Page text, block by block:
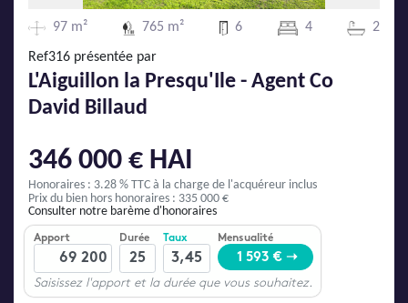
AJP Recrute
AJP Actualités
Service Qualité Clients
97 m² 765 m² 6 4 2
Ref316 présentée par
L'Aiguillon la Presqu'Ile - Agent Co
David Billaud
346 000 € HAI
Honoraires : 3.28 % TTC à la charge de l'acquéreur inclus
Prix du bien hors honoraires : 335 000 €
Consulter notre barème d'honoraires